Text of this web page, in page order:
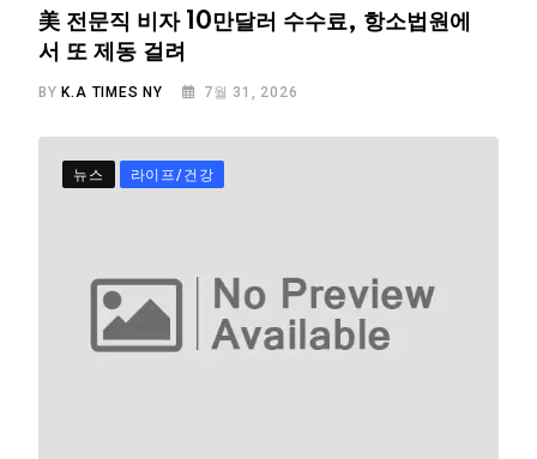
美 전문직 비자 10만달러 수수료, 항소법원에
서 또 제동 걸려
BY K.A TIMES NY 7월 31, 2026
뉴스 라이프/건강